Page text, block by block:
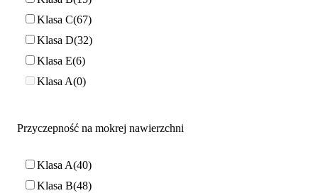
Klasa C 67
Klasa D 32
Klasa E 6
Klasa A 0
Przyczepność na mokrej nawierzchni
Klasa A 40
Klasa B 48